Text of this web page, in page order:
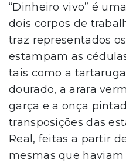
“Dinheiro vivo” é
dois corpos de
traz representados
estampam as
tais como a
dourado, a arara
garça e a onça
transposições das
Real, feitas a partir
mesmas que